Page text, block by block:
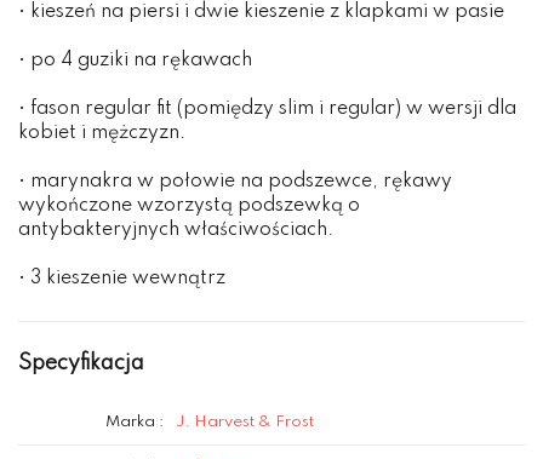
• kieszeń na piersi i dwie kieszenie z klapkami w pasie
• po 4 guziki na rękawach
• fason regular fit (pomiędzy slim i regular) w wersji dla
kobiet i mężczyzn.
• marynakra w połowie na podszewce, rękawy
wykończone wzorzystą podszewką o
antybakteryjnych właściwościach.
• 3 kieszenie wewnątrz
Specyfikacja
Marka : J. Harvest & Frost